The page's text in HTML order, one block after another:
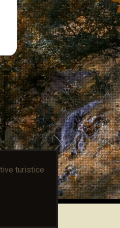
turistice